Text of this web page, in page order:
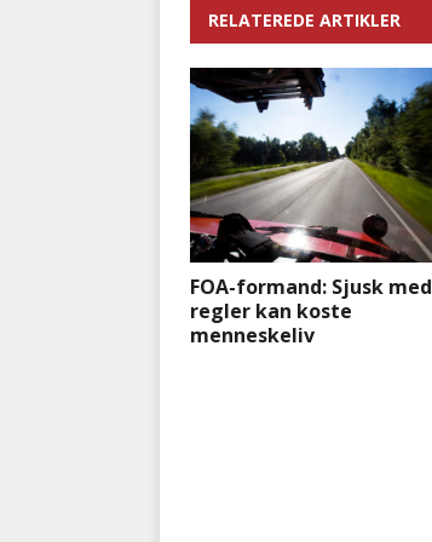
RELATEREDE ARTIKLER
FOA-formand: Sjusk med
regler kan koste
menneskeliv